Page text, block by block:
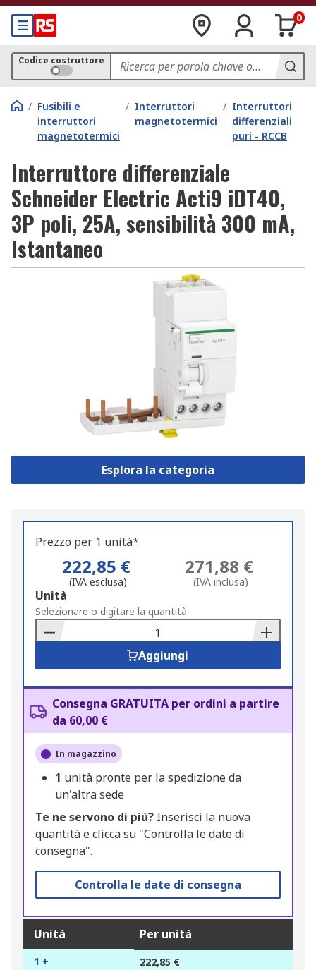
0
Codice costruttore
/ Fusibili e
interruttori
magnetotermici
/ Interruttori
magnetotermici
/ Interruttori
differenziali
puri - RCCB
Interruttore differenziale
Schneider Electric Acti9 iDT40,
3P poli, 25A, sensibilità 300 mA,
Istantaneo
Esplora la categoria
Prezzo per 1 unità*
222,85 €
(IVA esclusa)
271,88 €
(IVA inclusa)
Add
to
Basket
Unità
Selezionare o digitare la quantità
Aggiungi
Consegna GRATUITA per ordini a partire
da 60,00 €
In magazzino
1 unità pronte per la spedizione da
un'altra sede
Te ne servono di più? Inserisci la nuova
quantità e clicca su "Controlla le date di
consegna".
Controlla le date di consegna
Unità Per unità
1 + 222,85 €